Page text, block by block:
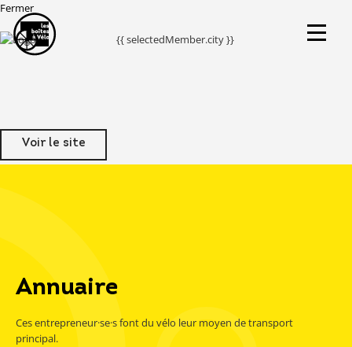
Fermer
{{ selectedMember.city }}
Voir le site
Annuaire
Ces entrepreneur·se·s font du vélo leur moyen de transport
principal.